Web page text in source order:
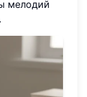
мелодий